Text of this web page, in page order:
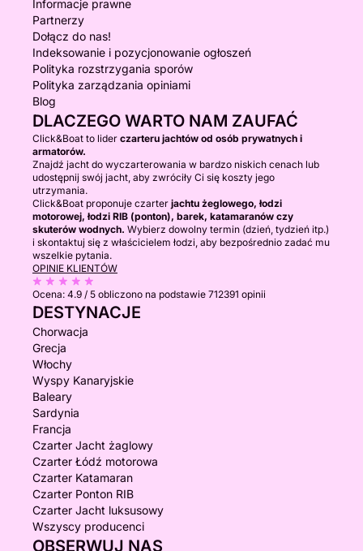
Informacje prawne
Partnerzy
Dołącz do nas!
Indeksowanie i pozycjonowanie ogłoszeń
Polityka rozstrzygania sporów
Polityka zarządzania opiniami
Blog
DLACZEGO WARTO NAM ZAUFAĆ
Click&Boat to lider czarteru jachtów od osób prywatnych i
armatorów.
Znajdź jacht do wyczarterowania w bardzo niskich cenach lub
udostępnij swój jacht, aby zwróciły Ci się koszty jego
utrzymania.
Click&Boat proponuje czarter jachtu żeglowego, łodzi
motorowej, łodzi RIB (ponton), barek, katamaranów czy
skuterów wodnych. Wybierz dowolny termin (dzień, tydzień itp.)
i skontaktuj się z właścicielem łodzi, aby bezpośrednio zadać mu
wszelkie pytania.
OPINIE KLIENTÓW
Ocena: 4.9 / 5 obliczono na podstawie 712391 opinii
DESTYNACJE
Chorwacja
Grecja
Włochy
Wyspy Kanaryjskie
Baleary
Sardynia
Francja
Czarter Jacht żaglowy
Czarter Łódź motorowa
Czarter Katamaran
Czarter Ponton RIB
Czarter Jacht luksusowy
Wszyscy producenci
OBSERWUJ NAS